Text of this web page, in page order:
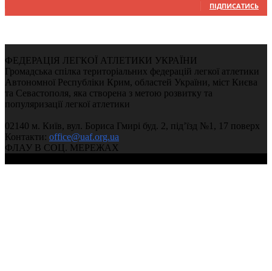
ПІДПИСАТИСЬ
ФЕДЕРАЦІЯ ЛЕГКОЇ АТЛЕТИКИ УКРАЇНИ
Громадська спілка територіальних федерацій легкої атлетики
Автономної Республіки Крим, областей України, міст Києва
та Севастополя, яка створена з метою розвитку та
популяризації легкої атлетики
02140 м. Київ, вул. Бориса Гмирі буд. 2, під’їзд №1, 17 поверх
Контакти: office@uaf.org.ua
ФЛАУ В СОЦ. МЕРЕЖАХ